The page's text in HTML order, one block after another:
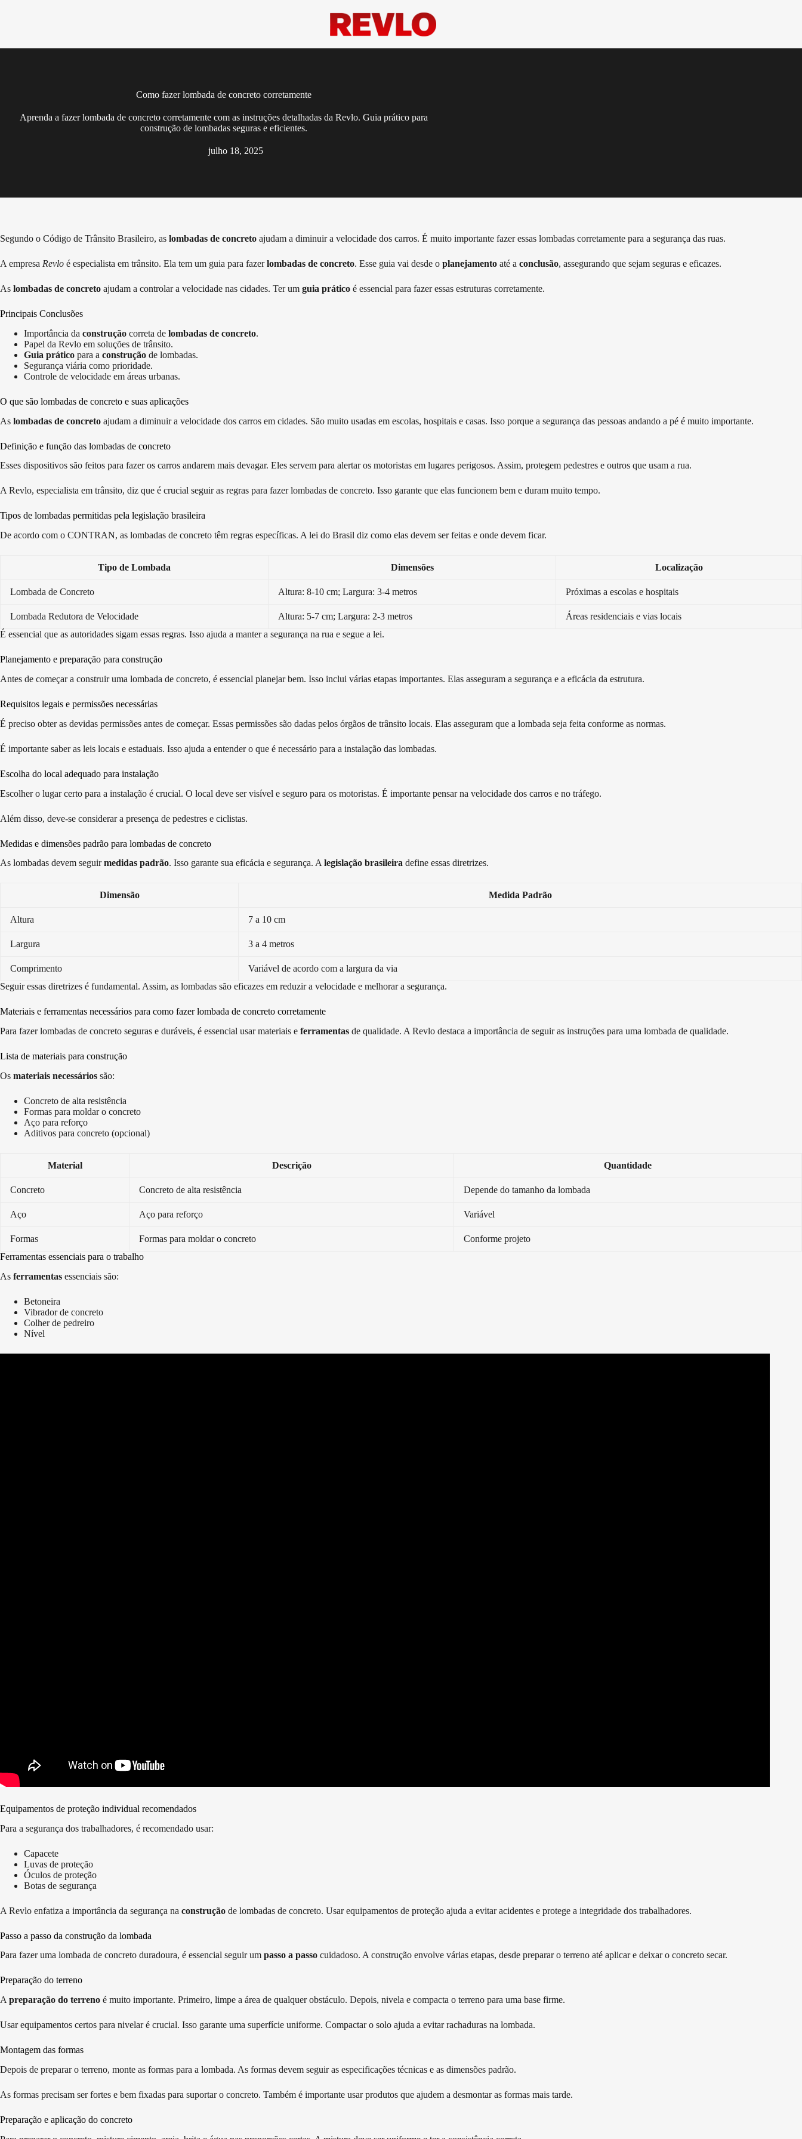
Como fazer lombada de concreto corretamente
Aprenda a fazer lombada de concreto corretamente com as instruções detalhadas da Revlo. Guia prático para
construção de lombadas seguras e eficientes.
julho 18, 2025
Segundo o Código de Trânsito Brasileiro, as lombadas de concreto ajudam a diminuir a velocidade dos carros. É muito importante fazer essas lombadas corretamente para a segurança das ruas.
A empresa Revlo é especialista em trânsito. Ela tem um guia para fazerlombadas de concreto. Esse guia vai desde o planejamento até a conclusão, assegurando que sejam seguras e eficazes.
As lombadas de concreto ajudam a controlar a velocidade nas cidades. Ter um guia prático é essencial para fazer essas estruturas corretamente.
Principais Conclusões
Importância da construção correta de lombadas de concreto.
Papel da Revlo em soluções de trânsito.
Guia prático para a construção de lombadas.
Segurança viária como prioridade.
Controle de velocidade em áreas urbanas.
O que são lombadas de concreto e suas aplicações
As lombadas de concreto ajudam a diminuir a velocidade dos carros em cidades. São muito usadas em escolas, hospitais e casas. Isso porque a segurança das pessoas andando a pé é muito importante.
Definição e função das lombadas de concreto
Esses dispositivos são feitos para fazer os carros andarem mais devagar. Eles servem para alertar os motoristas em lugares perigosos. Assim, protegem pedestres e outros que usam a rua.
A Revlo, especialista em trânsito, diz que é crucial seguir as regras para fazer lombadas de concreto. Isso garante que elas funcionem bem e duram muito tempo.
Tipos de lombadas permitidas pela legislação brasileira
De acordo com o CONTRAN, as lombadas de concreto têm regras específicas. A lei do Brasil diz como elas devem ser feitas e onde devem ficar.
Tipo de Lombada Dimensões Localização
Lombada de Concreto Altura: 8-10 cm; Largura: 3-4 metros Próximas a escolas e hospitais
Lombada Redutora de Velocidade Altura: 5-7 cm; Largura: 2-3 metros
Áreas residenciais e vias locais
É essencial que as autoridades sigam essas regras. Isso ajuda a manter a segurança na rua e segue a lei.
Planejamento e preparação para construção
Antes de começar a construir uma lombada de concreto, é essencial planejar bem. Isso inclui várias etapas importantes. Elas asseguram a segurança e a eficácia da estrutura.
Requisitos legais e permissões necessárias
É preciso obter as devidas permissões antes de começar. Essas permissões são dadas pelos órgãos de trânsito locais. Elas asseguram que a lombada seja feita conforme as normas.
É importante saber as leis locais e estaduais. Isso ajuda a entender o que é necessário para a instalação das lombadas.
Escolha do local adequado para instalação
Escolher o lugar certo para a instalação é crucial. O local deve ser visível e seguro para os motoristas. É importante pensar na velocidade dos carros e no tráfego.
Além disso, deve-se considerar a presença de pedestres e ciclistas.
Medidas e dimensões padrão para lombadas de concreto
As lombadas devem seguirmedidas padrão. Isso garante sua eficácia e segurança. A legislação brasileira define essas diretrizes.
Dimensão Medida Padrão
Altura 7 a 10 cm
Largura 3 a 4 metros
Comprimento
Variável de acordo com a largura da via
Seguir essas diretrizes é fundamental. Assim, as lombadas são eficazes em reduzir a velocidade e melhorar a segurança.
Materiais e ferramentas necessários para como fazer lombada de concreto corretamente
Para fazer lombadas de concreto seguras e duráveis, é essencial usar materiais e ferramentas de qualidade. A Revlo destaca a importância de seguir as instruções para uma lombada de qualidade.
Lista de materiais para construção
Os materiais necessários são:
Concreto de alta resistência
Formas para moldar o concreto
Aço para reforço
Aditivos para concreto (opcional)
Material Descrição Quantidade
Concreto Concreto de alta resistência Depende do tamanho da lombada
Aço Aço para reforço Variável
Formas Formas para moldar o concreto
Conforme projeto
Ferramentas essenciais para o trabalho
As ferramentas essenciais são:
Betoneira
Vibrador de concreto
Colher de pedreiro
Nível
Equipamentos de proteção individual recomendados
Para a segurança dos trabalhadores, é recomendado usar:
Capacete
Luvas de proteção
Óculos de proteção
Botas de segurança
A Revlo enfatiza a importância da segurança na construção de lombadas de concreto. Usar equipamentos de proteção ajuda a evitar acidentes e protege a integridade dos trabalhadores.
Passo a passo da construção da lombada
Para fazer uma lombada de concreto duradoura, é essencial seguir um passo a passo cuidadoso. A construção envolve várias etapas, desde preparar o terreno até aplicar e deixar o concreto secar.
Preparação do terreno
A preparação do terreno é muito importante. Primeiro, limpe a área de qualquer obstáculo. Depois, nivela e compacta o terreno para uma base firme.
Usar equipamentos certos para nivelar é crucial. Isso garante uma superfície uniforme. Compactar o solo ajuda a evitar rachaduras na lombada.
Montagem das formas
Depois de preparar o terreno, monte as formas para a lombada. As formas devem seguir as especificações técnicas e as dimensões padrão.
As formas precisam ser fortes e bem fixadas para suportar o concreto. Também é importante usar produtos que ajudem a desmontar as formas mais tarde.
Preparação e aplicação do concreto